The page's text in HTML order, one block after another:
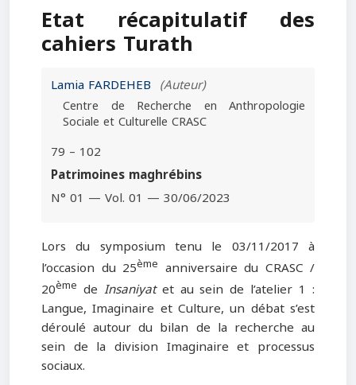
Etat récapitulatif des
cahiers Turath
Lamia FARDEHEB (Auteur)
Centre de Recherche en Anthropologie
Sociale et Culturelle CRASC
79 – 102
Patrimoines maghrébins
N° 01 — Vol. 01 — 30/06/2023
Lors du symposium tenu le 03/11/2017 à
l’occasion du 25ème anniversaire du CRASC /
20ème de Insaniyatet au sein de l’atelier 1 :
Langue, Imaginaire et Culture, un débat s’est
déroulé autour du bilan de la recherche au
sein de la division Imaginaire et processus
sociaux.